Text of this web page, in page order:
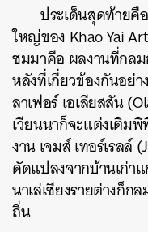
ประเด็นสุดท้ายคื
ใหญ่ของ Khao Yai
ชมมาคือ ผลงานที่กล
หลังที่เกี่ยวข้องกันอย่
ลาเฟอร์ เอเลียสสัน
เวียนนาก็จะแต่งเติม
งาน เจมส์ เทอร์เรลล์
ดัดแปลงจากบ้านเก่า
นาเล่เชียงรายต่างก็ก
ถิ่น